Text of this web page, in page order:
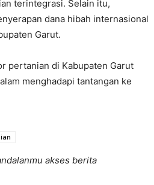
terintegrasi. Selain itu,
dana hibah internasional
Garut.
pertanian di Kabupaten Garut
menghadapi tantangan ke
akses berita